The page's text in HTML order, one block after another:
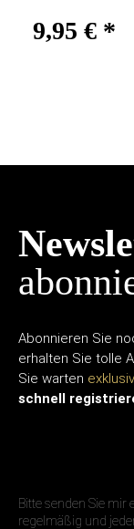
9,95 € *
Abonnieren Sie
erhalten Sie tolle
Sie warten
schnell
Bitte senden Sie
regelmäßig und